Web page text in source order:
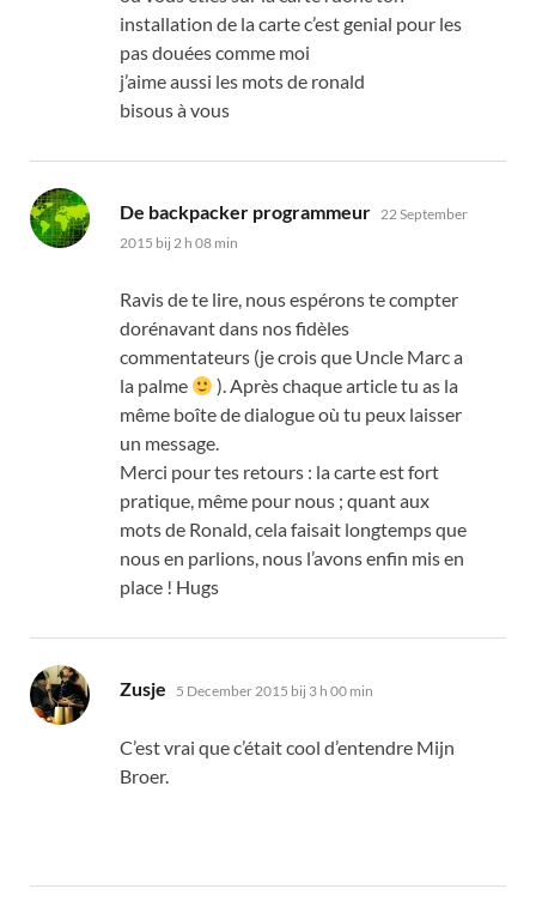
installation de la carte c’est genial pour les
pas douées comme moi
j’aime aussi les mots de ronald
bisous à vous
De backpacker programmeur zegt:
22 September
2015 bij 2 h 08 min
Ravis de te lire, nous espérons te compter
dorénavant dans nos fidèles
commentateurs (je crois que Uncle Marc a
la palme
).Après chaque article tu as la
même boîte de dialogue où tu peux laisser
un message.
Merci pour tes retours : la carte est fort
pratique, même pour nous ; quant aux
mots de Ronald,cela faisait longtemps que
nous en parlions, nous l’avons enfin mis en
place ! Hugs
Zusje zegt:
5 December 2015 bij 3 h 00 min
C’est vrai que c’était cool d’entendre Mijn
Broer.